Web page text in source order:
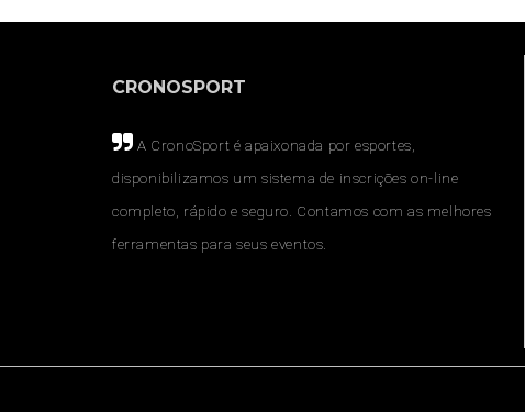
CRONOSPORT
A CronoSport é apaixonada por esportes,
disponibilizamos um sistema de inscrições on-line
completo, rápido e seguro. Contamos com as melhores
ferramentas para seus eventos.